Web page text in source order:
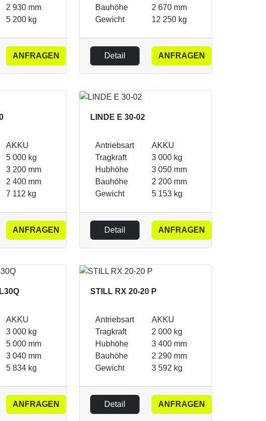
2 930 mm
5 200 kg
ANFRAGEN
Bauhöhe
2 670 mm
Gewicht
12 250 kg
Detail ANFRAGEN
AKKU
5 000 kg
3 200 mm
2 400 mm
7 112 kg
ANFRAGEN
LINDE E 30-02
Antriebsart
AKKU
Tragkraft
3 000 kg
Hubhöhe
3 050 mm
Bauhöhe
2 200 mm
Gewicht
5 153 kg
Detail ANFRAGEN
AKKU
3 000 kg
5 000 mm
3 040 mm
5 834 kg
ANFRAGEN
STILL RX 20-20 P
Antriebsart
AKKU
Tragkraft
2 000 kg
Hubhöhe
3 400 mm
Bauhöhe
2 290 mm
Gewicht
3 592 kg
Detail ANFRAGEN